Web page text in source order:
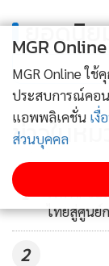
• ญี่ปุ่น
• News1
• Gotomanager
ยอดนิย
ข่าวในห
1
Thailand
เวที AI ขั
ไทยสู่ศูนย์
2
MGR
MGR Online ใ
ประสบการณ์คอ
แอพพลิเคชั่น เงื่
ส่วนบุคคล